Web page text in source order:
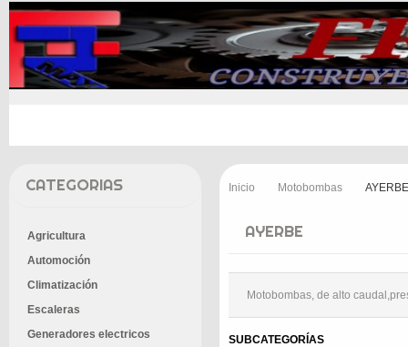
CATEGORIAS
Agricultura
Automoción
Climatización
Escaleras
Generadores electricos
Inicio Motobombas AYERBE
AYERBE
Motobombas, de alto
SUBCATEGORÍAS